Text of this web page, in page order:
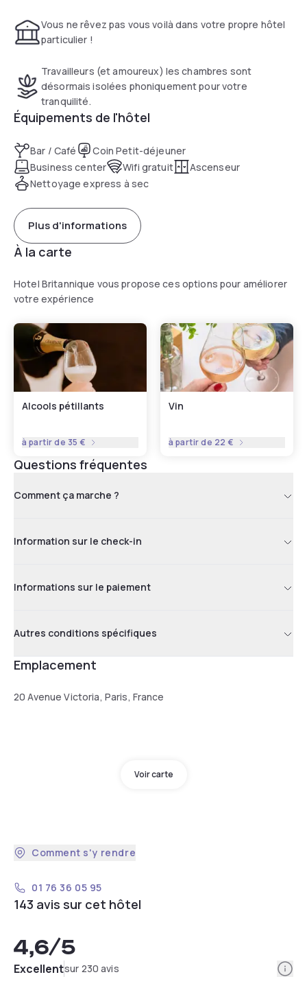
Vous ne rêvez pas vous voilà dans votre propre hôtel
particulier !
Travailleurs (et amoureux) les chambres sont
désormais isolées phoniquement pour votre
tranquilité.
Équipements de l'hôtel
Bar / Café
Coin Petit-déjeuner
Business center
Wifi gratuit
Ascenseur
Nettoyage express à sec
Plus d'informations
À la carte
Hotel Britannique vous propose ces options pour améliorer
votre expérience
Alcools pétillants
à partir de 35 €
Vin
à partir de 22 €
Questions fréquentes
Comment ça marche ?
Information sur le check-in
Informations sur le paiement
Autres conditions spécifiques
Emplacement
20 Avenue Victoria, Paris, France
Voir carte
Comment s'y rendre
01 76 36 05 95
143 avis sur cet hôtel
4,6/5
Excellentsur 230 avis